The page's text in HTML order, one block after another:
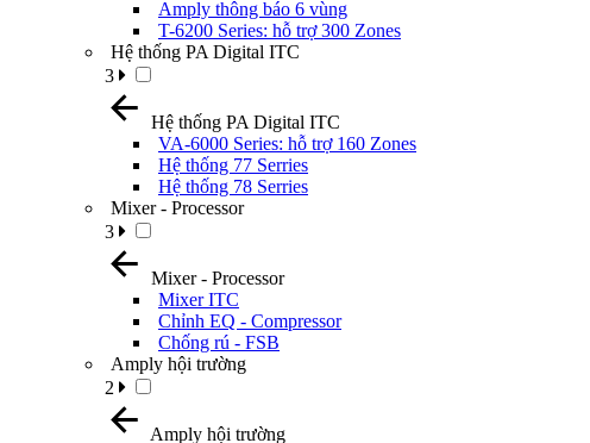
Amply thông báo 6 vùng
T-6200 Series: hỗ trợ 300 Zones
Hệ thống PA Digital ITC
3
Hệ thống PA Digital ITC
VA-6000 Series: hỗ trợ 160 Zones
Hệ thống 77 Serries
Hệ thống 78 Serries
Mixer - Processor
3
Mixer - Processor
Mixer ITC
Chỉnh EQ - Compressor
Chống rú - FSB
Amply hội trường
2
Amply hội trường